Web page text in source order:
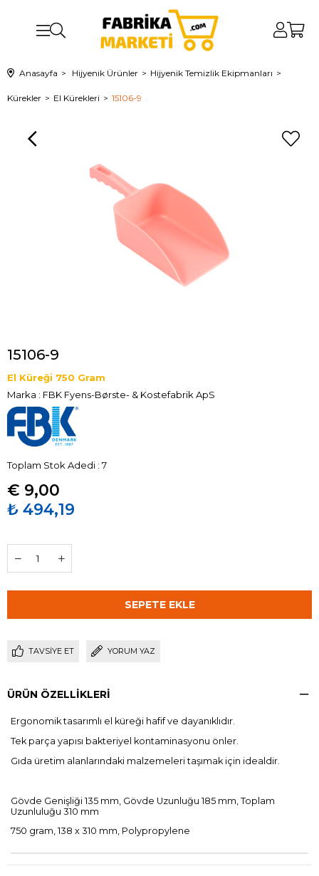
Anasayfa Hijyenik Ürünler Hijyenik Temizlik Ekipmanları
Kürekler El Kürekleri 15106-9
15106-9
El Küreği 750 Gram
Marka : FBK Fyens-Børste- & Kostefabrik ApS
Toplam Stok Adedi : 7
€ 9,00
₺ 494,19
TAVSIYE ET YORUM YAZ
ÜRÜN ÖZELLIKLERI
Ergonomik tasarımlı el küreği hafif ve dayanıklıdır.
Tek parça yapısı bakteriyel kontaminasyonu önler.
Gıda üretim alanlarındaki malzemeleri taşımak için idealdir.
Gövde Genişliği 135 mm, Gövde Uzunluğu 185 mm, Toplam
Uzunluluğu 310 mm
750 gram, 138 x 310 mm, Polypropylene